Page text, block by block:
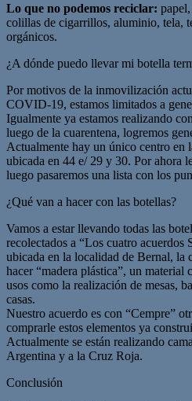
Lo que no podemos reciclar:
colillas de cigarrillos, aluminio, tela,
orgánicos.
¿A dónde puedo llevar mi botella
Por motivos de la inmovilización
COVID-19, estamos limitados a
Igualmente ya estamos realizando
luego de la cuarentena, logremos
Actualmente hay un único centro en
ubicada en 44 e/ 29 y 30. Por ahora
luego pasaremos una lista con los
¿Qué van a hacer con las botellas?
Vamos a estar llevando todas las
recolectados a “Los cuatro acuerdos
ubicada en la localidad de Bernal, la
hacer “madera plástica”, un material
usos como la realización de mesas,
casas.
Nuestro acuerdo es con “Cempre”
comprarle estos elementos ya
Actualmente se están realizando
Argentina y a la Cruz Roja.
Conclusión